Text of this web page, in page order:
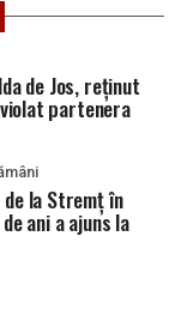
Media
TikTok
de Jos, reținut
partenera
la Stremț în
ani a ajuns la